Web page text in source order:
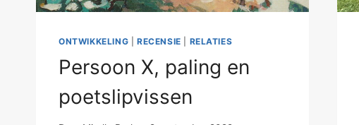
ONTWIKKELING RECENSIE RELATIES
Persoon X, paling en
poetslipvissen